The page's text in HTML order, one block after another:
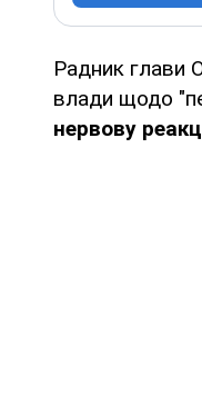
Радник глави
влади щодо
нервову